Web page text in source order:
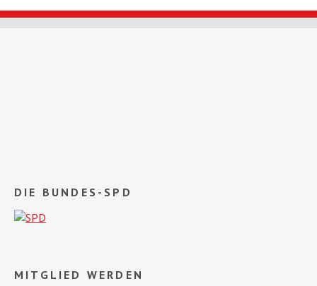
DIE BUNDES-SPD
MITGLIED WERDEN